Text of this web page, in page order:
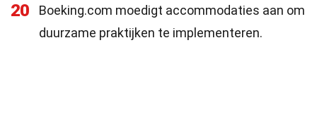
20
Boeking.com moedigt accommodaties aan om
duurzame praktijken te implementeren.